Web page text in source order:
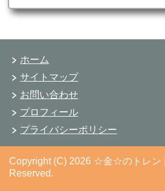
ホーム
サイトマップ
お問い合わせ
プロフィール
プライバシーポリシー
Copyright (C) 2026 ☆金☆のトレン
Reserved.